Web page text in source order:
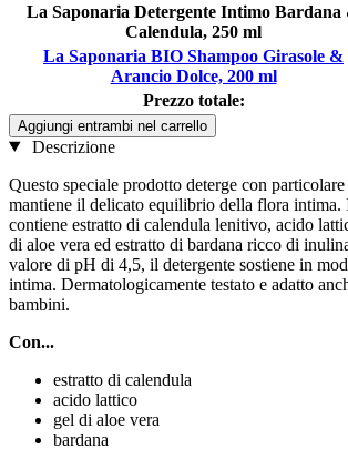
La Saponaria Detergente Intimo Bardana
Calendula, 250 ml
La Saponaria BIO Shampoo Girasole &
Arancio Dolce, 200 ml
Prezzo totale:
Aggiungi entrambi nel carrello
Descrizione
Questo speciale prodotto deterge con
mantiene il delicato equilibrio della flora intima.
contiene estratto di calendula lenitivo, acido
di aloe vera ed estratto di bardana ricco di
valore di pH di 4,5, il detergente sostiene in
intima. Dermatologicamente testato e adatto
bambini.
Con...
estratto di calendula
acido lattico
gel di aloe vera
bardana